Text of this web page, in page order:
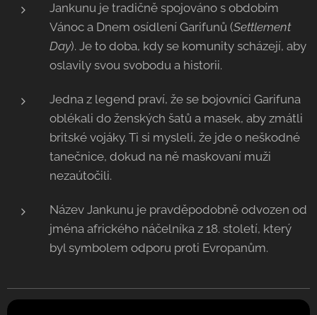
Jankunu je tradičně spojováno s obdobím
Vánoc a Dnem osídlení Garifunů (Settlement
Day). Je to doba, kdy se komunity scházejí, aby
oslavily svou svobodu a historii.
Jedna z legend praví, že se bojovníci Garifuna
oblékali do ženských šatů a masek, aby zmátli
britské vojáky. Ti si mysleli, že jde o neškodné
tanečnice, dokud na ně maskovaní muži
nezaútočili.
Název Jankunu je pravděpodobně odvozen od
jména afrického náčelníka z 18. století, který
byl symbolem odporu proti Evropanům.